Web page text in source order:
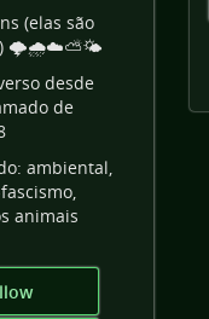
(elas são
🌩️🌧️☁️⛅🌤️
desde
de
ambiental,
animais